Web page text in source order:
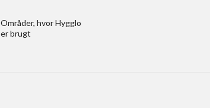
Områder, hvor Hygglo
er brugt